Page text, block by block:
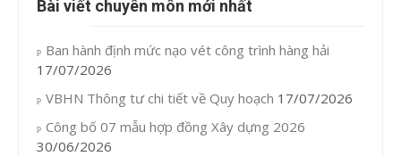
Bài viết chuyên môn mới nhất
Ban hành định mức nạo vét công trình hàng hải
17/07/2026
VBHN Thông tư chi tiết về Quy hoạch 17/07/2026
Công bố 07 mẫu hợp đồng Xây dựng 2026
30/06/2026